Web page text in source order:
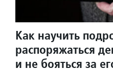
Как научить
распоряжаться
и не бояться за